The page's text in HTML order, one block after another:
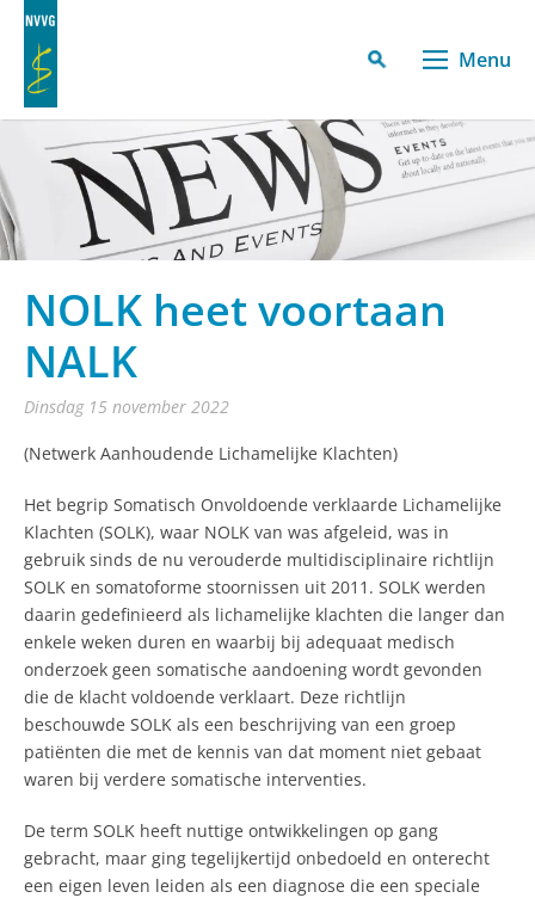
Menu
NOLK heet voortaan
NALK
dinsdag 15 november 2022
(Netwerk Aanhoudende Lichamelijke Klachten)
Het begrip Somatisch Onvoldoende verklaarde Lichamelijke
Klachten (SOLK), waar NOLK van was afgeleid, was in
gebruik sinds de nu verouderde multidisciplinaire richtlijn
SOLK en somatoforme stoornissen uit 2011. SOLK werden
daarin gedefinieerd als lichamelijke klachten die langer dan
enkele weken duren en waarbij bij adequaat medisch
onderzoek geen somatische aandoening wordt gevonden
die de klacht voldoende verklaart. Deze richtlijn
beschouwde SOLK als een beschrijving van een groep
patiënten die met de kennis van dat moment niet gebaat
waren bij verdere somatische interventies.
De term SOLK heeft nuttige ontwikkelingen op gang
gebracht, maar ging tegelijkertijd onbedoeld en onterecht
een eigen leven leiden als een diagnose die een speciale